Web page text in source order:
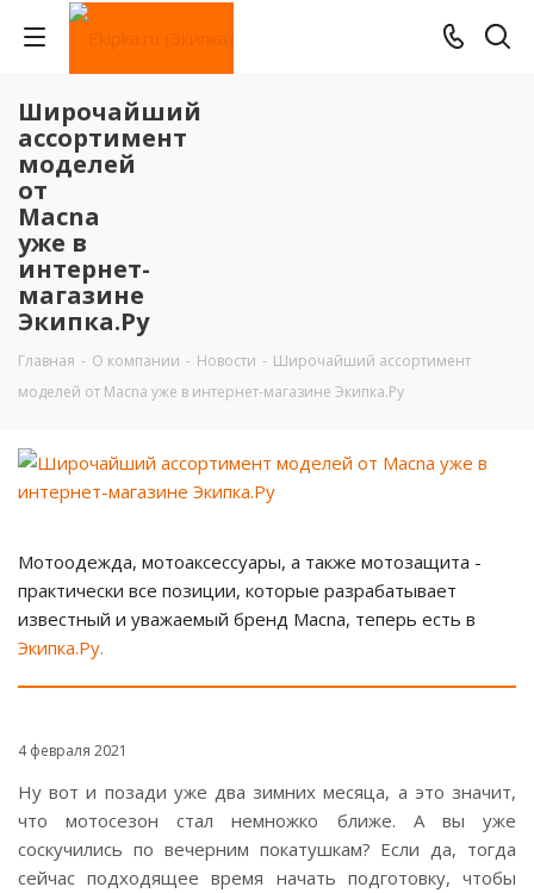
Широчайший
ассортимент
моделей
от
Macna
уже в
интернет-
магазине
Экипка.Ру
Главная - О компании - Новости - Широчайший ассортимент
моделей от Macna уже в интернет-магазине Экипка.Ру
Мотоодежда, мотоаксессуары, а также мотозащита -
практически все позиции, которые разрабатывает
известный и уважаемый бренд Macna, теперь есть в
Экипка.Ру.
4 февраля 2021
Ну вот и позади уже два зимних месяца, а это значит,
что мотосезон стал немножко ближе. А вы уже
соскучились по вечерним покатушкам? Если да, тогда
сейчас подходящее время начать подготовку, чтобы